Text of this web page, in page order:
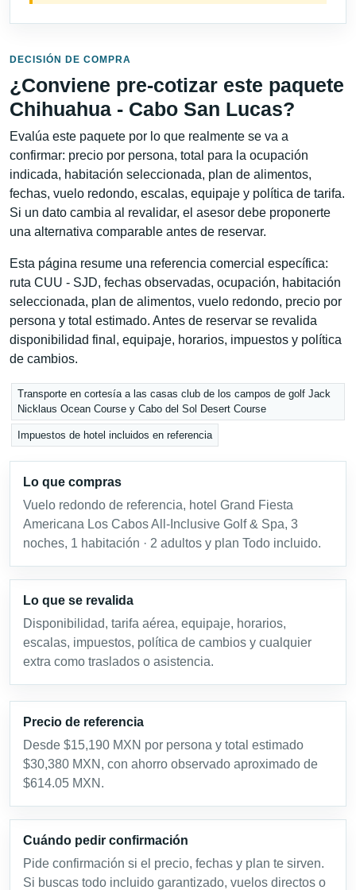
DECISIÓN DE COMPRA
¿Conviene pre-cotizar este paquete
Chihuahua - Cabo San Lucas?
Evalúa este paquete por lo que realmente se va a
confirmar: precio por persona, total para la ocupación
indicada, habitación seleccionada, plan de alimentos,
fechas, vuelo redondo, escalas, equipaje y política de tarifa.
Si un dato cambia al revalidar, el asesor debe proponerte
una alternativa comparable antes de reservar.
Esta página resume una referencia comercial específica:
ruta CUU - SJD, fechas observadas, ocupación, habitación
seleccionada, plan de alimentos, vuelo redondo, precio por
persona y total estimado. Antes de reservar se revalida
disponibilidad final, equipaje, horarios, impuestos y política
de cambios.
Transporte en cortesía a las casas club de los campos de golf Jack
Nicklaus Ocean Course y Cabo del Sol Desert Course
Impuestos de hotel incluidos en referencia
Lo que compras
Vuelo redondo de referencia, hotel Grand Fiesta
Americana Los Cabos All-Inclusive Golf & Spa, 3
noches, 1 habitación · 2 adultos y plan Todo incluido.
Lo que se revalida
Disponibilidad, tarifa aérea, equipaje, horarios,
escalas, impuestos, política de cambios y cualquier
extra como traslados o asistencia.
Precio de referencia
Desde $15,190 MXN por persona y total estimado
$30,380 MXN, con ahorro observado aproximado de
$614.05 MXN.
Cuándo pedir confirmación
Pide confirmación si el precio, fechas y plan te sirven.
Si buscas todo incluido garantizado, vuelos directos o